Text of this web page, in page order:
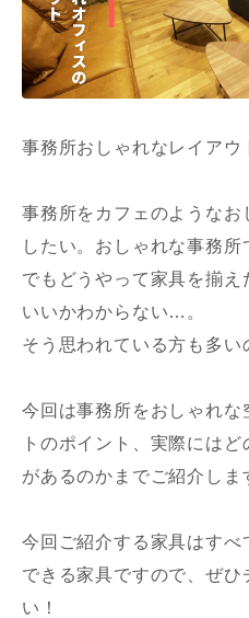
事務所おしゃれなレイアウ
事務所をカフェのようなお
したい。おしゃれな事務所
でもどうやって家具を揃
いいかわからない…。
そう思われている方も多い
今回は事務所をおしゃれな
トのポイント、実際には
があるのかまでご紹介しま
今回ご紹介する家具はす
できる家具ですので、ぜひ
い！